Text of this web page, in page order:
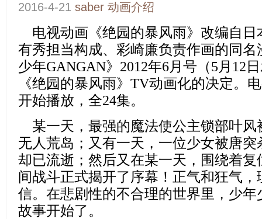
2016-4-21 saber 动画介绍
电视动画 《绝园的暴风雨》 改编自日
有秀担当构成、彩崎廉负责作画的同
少年GANGAN》2012年6月号（5月12
《绝园的暴风雨》TV动画化的决定。
开始播放，全24集。
某一天，最强的魔法使公主锁部叶
无人荒岛；又有一天，一位少女被唐
却已流逝；然后又在某一天，围绕着
间战斗正式揭开了序幕！正气和狂气
信。在悲剧性的不合理的世界里，少
故事开始了。